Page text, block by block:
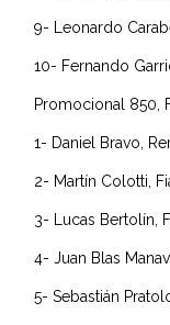
9- Leonardo
10- Fernando
Promocional 850,
1- Daniel Bravo,
2- Martín Colotti,
3- Lucas Bertolín,
4- Juan Blas
5- Sebastián